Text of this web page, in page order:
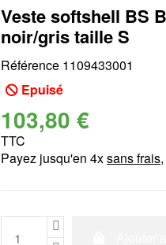
Veste softshell BS
noir/gris taille S
Référence 1109433001
Epuisé
103,80 €
TTC
Payez jusqu'en 4xsans frais